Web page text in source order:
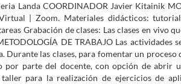
Landa COORDINADOR Javier Kitainik
| Zoom. Materiales didácticos:
Grabación de clases: Las clases en vivo
DE TRABAJO Las actividades
las clases, para fomentar un proceso
por parte del docente, con opción de abrir
para la realización de ejercicios de